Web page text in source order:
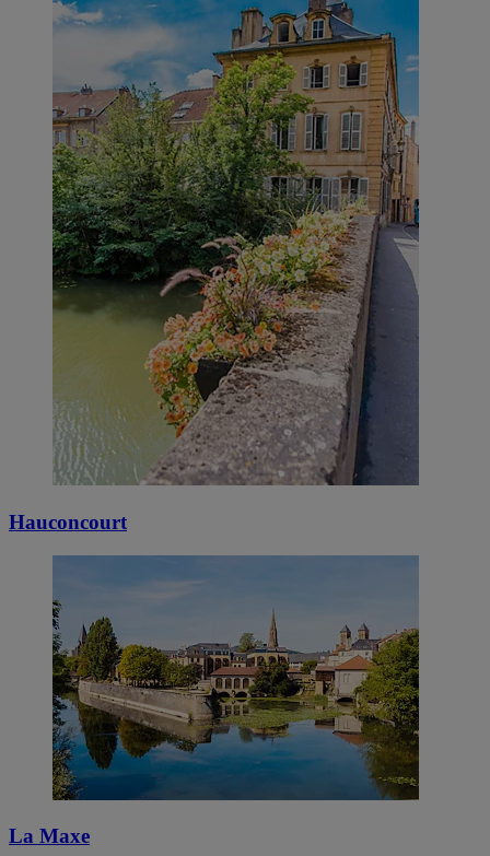
Hauconcourt
La Maxe